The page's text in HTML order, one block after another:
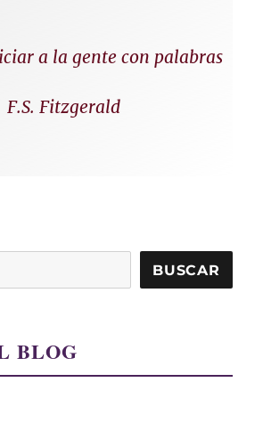
a la gente con palabras
F.S. Fitzgerald
BUSCAR
BLOG